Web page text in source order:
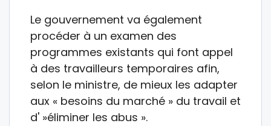
Le gouvernement va également
procéder à un examen des
programmes existants qui font appel
à des travailleurs temporaires afin,
selon le ministre, de mieux les adapter
aux « besoins du marché » du travail et
d' »éliminer les abus ».